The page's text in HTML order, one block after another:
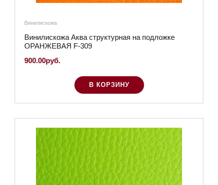
Винилискожа
Винилискожа Аква структурная на подложке
ОРАНЖЕВАЯ F-309
900.00руб.
В КОРЗИНУ